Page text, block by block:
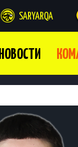
SARYARQA
НОВОСТИ